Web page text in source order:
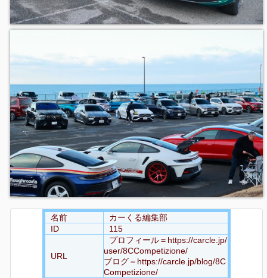
名前
カーくる編集部
ID
115
URL
プロフィール＝https://carcle.jp/
user/8CCompetizione/
ブログ＝https://carcle.jp/blog/8C
Competizione/